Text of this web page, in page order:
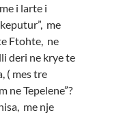
i larte i
me
Ftohte, ne
deri ne krye te
( mes tre
ne Tepelene”?
me nje